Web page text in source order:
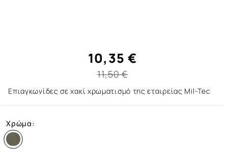
10,35 €
11,50 €
Επιαγκωνίδες σε χακί χρωματισμό της εταιρείας Mil-Tec
Χρώμα: